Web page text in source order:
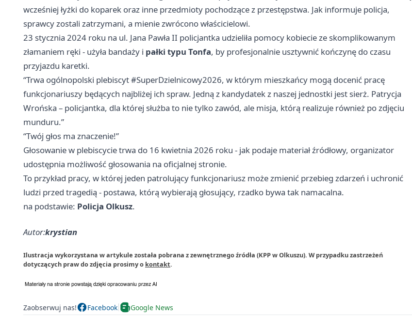
wcześniej łyżki do koparek oraz inne przedmioty pochodzące z przestępstwa. Jak informuje policja,
sprawcy zostali zatrzymani, a mienie zwrócono właścicielowi.
23 stycznia 2024 roku na ul. Jana Pawła II policjantka udzieliła pomocy kobiecie ze skomplikowanym
złamaniem ręki - użyła bandaży i pałki typu Tonfa, by profesjonalnie usztywnić kończynę do czasu
przyjazdu karetki.
“Trwa ogólnopolski plebiscyt #SuperDzielnicowy2026, w którym mieszkańcy mogą docenić pracę
funkcjonariuszy będących najbliżej ich spraw. Jedną z kandydatek z naszej jednostki jest sierż. Patrycja
Wrońska – policjantka, dla której służba to nie tylko zawód, ale misja, którą realizuje również po zdjęciu
munduru.”
“Twój głos ma znaczenie!”
Głosowanie w plebiscycie trwa do 16 kwietnia 2026 roku - jak podaje materiał źródłowy, organizator
udostępnia możliwość głosowania na oficjalnej stronie.
To przykład pracy, w której jeden patrolujący funkcjonariusz może zmienić przebieg zdarzeń i uchronić
ludzi przed tragedią - postawa, którą wybierają głosujący, rzadko bywa tak namacalna.
na podstawie: Policja Olkusz.
Autor:krystian
Ilustracja wykorzystana w artykule została pobrana z zewnętrznego źródła (KPP w Olkuszu). W przypadku zastrzeżeń
dotyczących praw do zdjęcia prosimy o kontakt.
Zaobserwuj nas! Facebook Google News